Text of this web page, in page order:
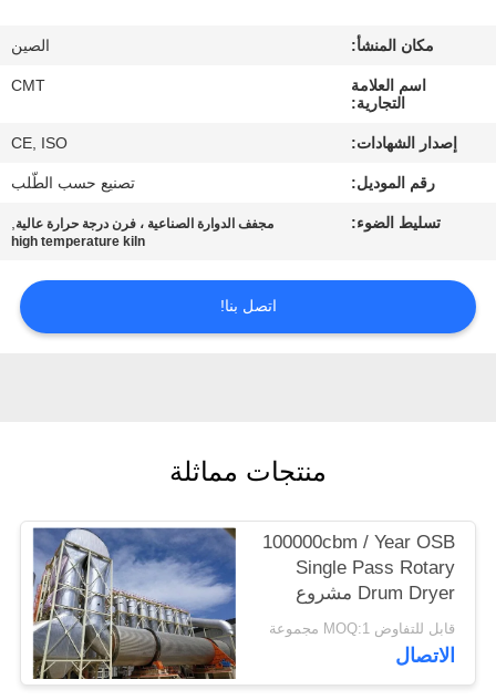
الجودة
اتصل
مدونات
اطلب
اقتباس
PRIVACY
POLICY
مكان المنشأ: الصين
اسم العلامة
التجارية:
CMT
إصدار الشهادات: CE, ISO
رقم الموديل: تصنيع حسب الطّلب
تسليط الضوء: مجفف الدوارة الصناعية ، فرن درجة حرارة عالية,
high temperature kiln
اتصل بنا!
منتجات مماثلة
100000cbm / Year OSB
Single Pass Rotary
Drum Dryer مشروع
تسليم المفتاح
قابل للتفاوض MOQ:1 مجموعة
الاتصال